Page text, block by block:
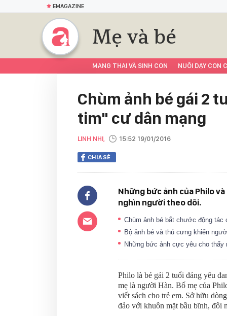
EMAGAZINE
Mẹ và bé
MANG THAI VÀ SINH CON NUÔI DẠY CON
Chùm ảnh bé gái 2
tim" cư dân mạng
LINH NHI, 15:52 19/01/2016
CHIA SẺ
Những bức ảnh của Philo
nghìn người theo dõi.
Chùm ảnh bé bắt chước động
Bộ ảnh bé và thú cưng khiến
Những bức ảnh cực yêu cho
Philo là bé gái 2 tuổi đáng yêu
mẹ là người Hàn. Bố mẹ của
viết sách cho trẻ em. Sở hữu
đảo với khuôn mặt bầu bĩnh, đôi